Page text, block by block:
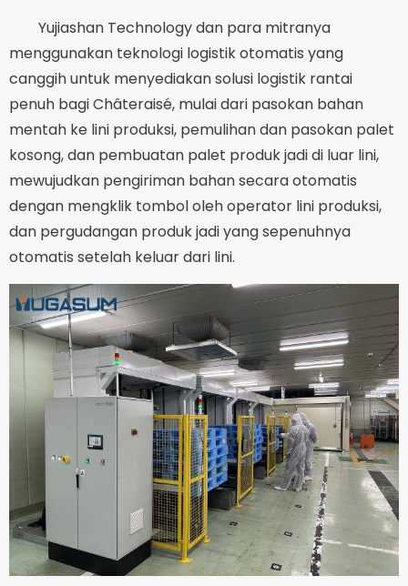
Yujiashan Technology dan para mitranya
menggunakan teknologi logistik otomatis yang
canggih untuk menyediakan solusi logistik rantai
penuh bagi Châteraisé, mulai dari pasokan bahan
mentah ke lini produksi, pemulihan dan pasokan palet
kosong, dan pembuatan palet produk jadi di luar lini,
mewujudkan pengiriman bahan secara otomatis
dengan mengklik tombol oleh operator lini produksi,
dan pergudangan produk jadi yang sepenuhnya
otomatis setelah keluar dari lini.